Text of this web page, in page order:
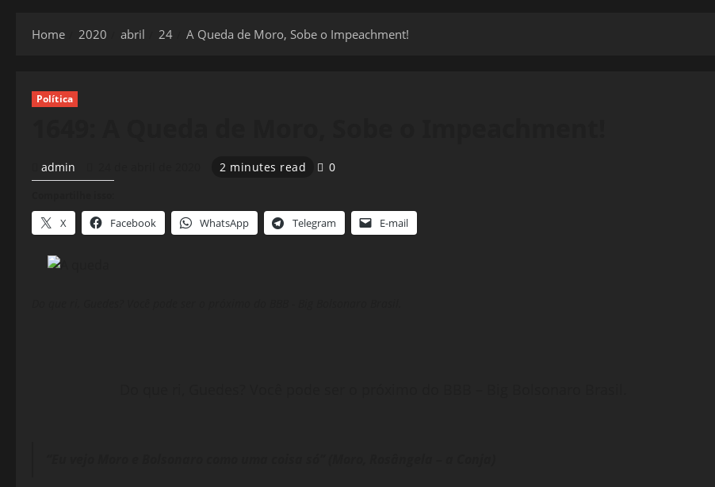
Home 2020 abril 24 A Queda de Moro, Sobe o Impeachment!
Política
admin 2 minutes read 0
X Facebook WhatsApp Telegram E-mail